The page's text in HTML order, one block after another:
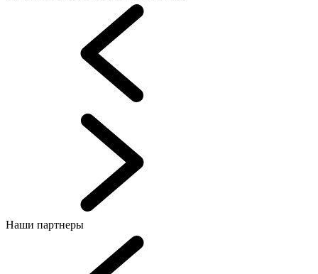
Наши партнеры